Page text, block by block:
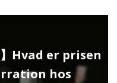
Hvad er prisen
hos